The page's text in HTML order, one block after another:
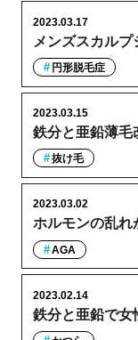
メンズスカル
2023.03.17
円形脱毛症
鉄分と亜鉛薄毛
2023.03.15
抜け毛
ホルモンの乱れ
2023.03.02
AGA
鉄分と亜鉛で女
2023.02.14